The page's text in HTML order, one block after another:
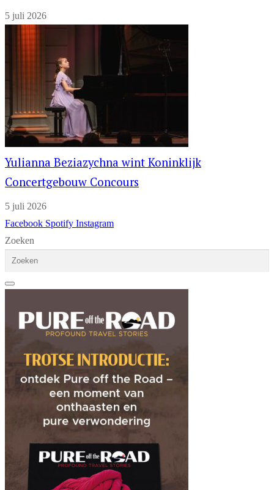
5 juli 2026
Yulianna Beziazychna wint Koninklijk
Concertgebouw Concours
5 juli 2026
Facebook Spotify Instagram
Zoeken